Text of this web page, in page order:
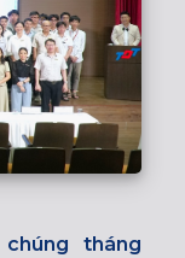
tháng